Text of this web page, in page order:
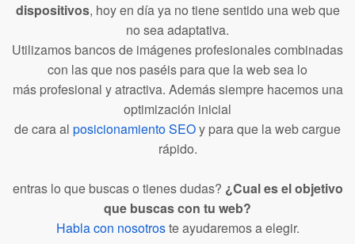
dispositivos, hoy en día ya no tiene sentido una web que
no sea adaptativa.
Utilizamos bancos de imágenes profesionales combinadas
con las que nos paséis para que la web sea lo
más profesional y atractiva. Además siempre hacemos una
optimización inicial
de cara al posicionamiento SEOy para que la web cargue
rápido.
entras lo que buscas o tienes dudas? ¿Cual es el objetivo
que buscas con tu web?
Habla con nosotroste ayudaremos a elegir.